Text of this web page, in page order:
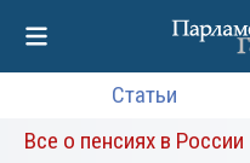
Статьи
Все о пенсиях в России